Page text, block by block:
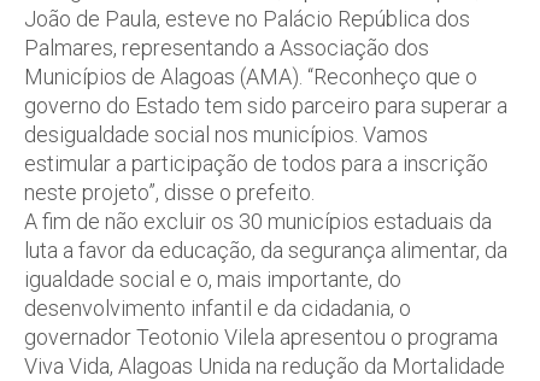
João de Paula, esteve no Palácio República dos
Palmares, representando a Associação dos
Municípios de Alagoas (AMA). “Reconheço que o
governo do Estado tem sido parceiro para superar a
desigualdade social nos municípios. Vamos
estimular a participação de todos para a inscrição
neste projeto”, disse o prefeito.
A fim de não excluir os 30 municípios estaduais da
luta a favor da educação, da segurança alimentar, da
igualdade social e o, mais importante, do
desenvolvimento infantil e da cidadania, o
governador Teotonio Vilela apresentou o programa
Viva Vida, Alagoas Unida na redução da Mortalidade